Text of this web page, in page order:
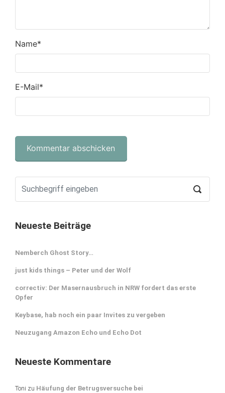
Name*
E-Mail*
Neueste Beiträge
Nemberch Ghost Story…
just kids things – Peter und der Wolf
correctiv: Der Masernausbruch in NRW fordert das erste
Opfer
Keybase, hab noch ein paar Invites zu vergeben
Neuzugang Amazon Echo und Echo Dot
Neueste Kommentare
Toni zu Häufung der Betrugsversuche bei